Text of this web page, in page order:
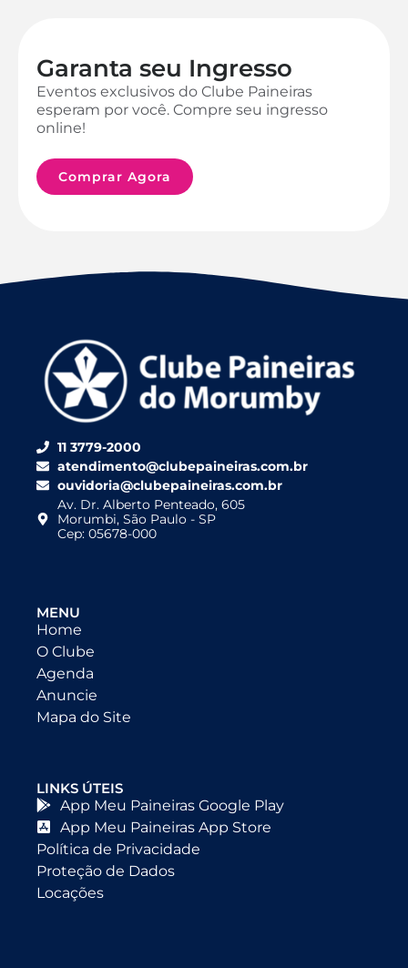
Garanta seu Ingresso
Eventos exclusivos do Clube Paineiras
esperam por você. Compre seu ingresso
online!
Comprar Agora
11 3779-2000
atendimento@clubepaineiras.com.br
ouvidoria@clubepaineiras.com.br
Av. Dr. Alberto Penteado, 605
Morumbi, São Paulo - SP
Cep: 05678-000
MENU
Home
O Clube
Agenda
Anuncie
Mapa do Site
LINKS ÚTEIS
App Meu Paineiras Google Play
App Meu Paineiras App Store
Política de Privacidade
Proteção de Dados
Locações